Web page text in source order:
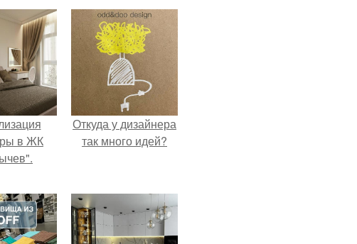
в ЖК
Откуда у дизайнера
так много идей?